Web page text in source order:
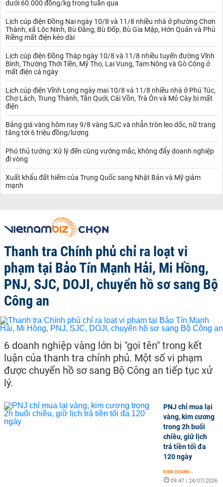
dưới 60.000 đồng/kg trong tuần qua
Lịch cúp điện Đồng Nai ngày 10/8 và 11/8 nhiều nhà ở phường Chơn
Thành, xã Lộc Ninh, Bù Đăng, Bù Đốp, Bù Gia Mập, Hớn Quản và Phú
Riềng mất điện kéo dài
Lịch cúp điện Đồng Tháp ngày 10/8 và 11/8 nhiều tuyến đường Vĩnh
Bình, Thường Thới Tiền, Mỹ Tho, Lai Vung, Tam Nông và Gò Công ở
mất điện cả ngày
Lịch cúp điện Vĩnh Long ngày mai 10/8 và 11/8 nhiều nhà ở Phú Túc,
Chợ Lách, Trung Thành, Tân Quới, Cái Vồn, Trà Ôn và Mỏ Cày bị mất
điện
Bảng giá vàng hôm nay 9/8 vàng SJC và nhẫn tròn leo dốc, nữ trang
tăng tới 6 triệu đồng/lượng
Phó thủ tướng: Xử lý đến cùng vướng mắc, không đẩy doanh nghiệp
đi vòng
Xuất khẩu đất hiếm của Trung Quốc sang Nhật Bản và Mỹ giảm
mạnh
Thanh tra Chính phủ chỉ ra loạt vi
phạm tại Bảo Tín Mạnh Hải, Mi Hồng,
PNJ, SJC, DOJI, chuyển hồ sơ sang Bộ
Công an
6 doanh nghiệp vàng lớn bị "gọi tên" trong kết
luận của thanh tra chính phủ. Một số vi phạm
được chuyển hồ sơ sang Bộ Công an tiếp tục xử
lý.
PNJ chỉ mua lại
vàng, kim cương
trong 2h buổi
chiều, giữ lịch
trả tiền tối đa
120 ngày
KINH DOANH -
09:47 | 24/07/2026